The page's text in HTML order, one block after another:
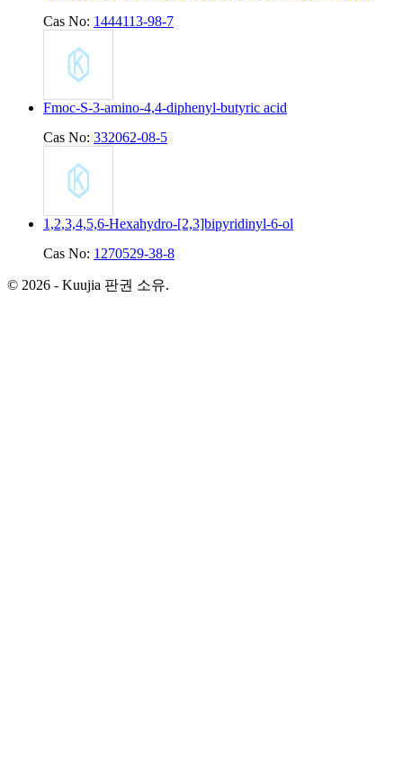
Cas No: 1444113-98-7
Fmoc-S-3-amino-4,4-diphenyl-butyric acid
Cas No: 332062-08-5
1,2,3,4,5,6-Hexahydro-[2,3]bipyridinyl-6-ol
Cas No: 1270529-38-8
© 2026 - Kuujia 판권 소유.